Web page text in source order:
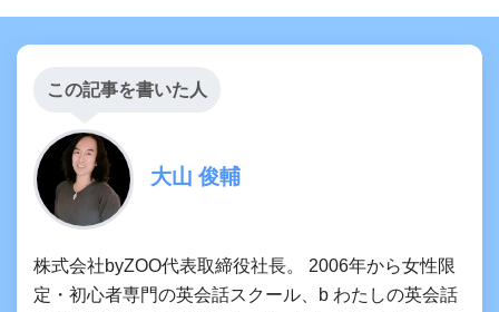
この記事を書いた人
大山 俊輔
株式会社byZOO代表取締役社長。 2006年から女性限
定・初心者専門の英会話スクール、b わたしの英会話